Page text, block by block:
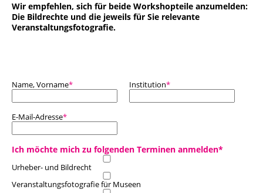
Wir empfehlen, sich für beide Workshopteile anzumelden:
Die Bildrechte und die jeweils für Sie relevante
Veranstaltungsfotografie.
Pflichtfeld
Name, Vorname* Pflichtfeld
Institution*
Pflichtfeld
E-Mail-Adresse*
Pflichtfeld
Ich möchte mich zu folgenden Terminen anmelden*
Urheber- und Bildrecht
Veranstaltungsfotografie für Museen